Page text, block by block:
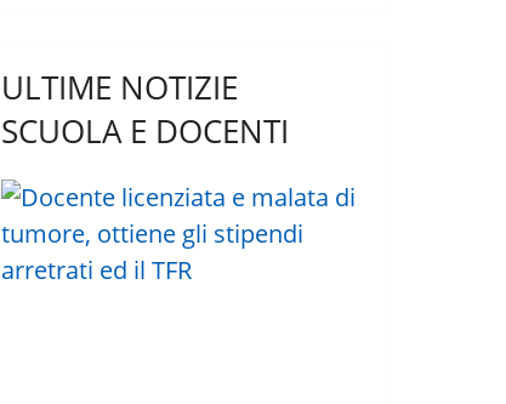
ULTIME NOTIZIE
SCUOLA E DOCENTI